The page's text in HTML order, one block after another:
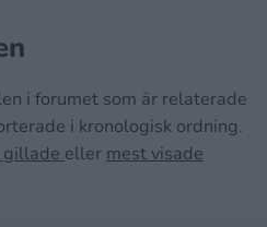
i forumet som är relaterade
i kronologisk ordning.
gillade eller mest visade